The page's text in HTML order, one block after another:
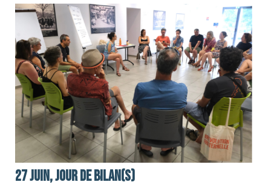
27 juin, jour de Bilan(s)